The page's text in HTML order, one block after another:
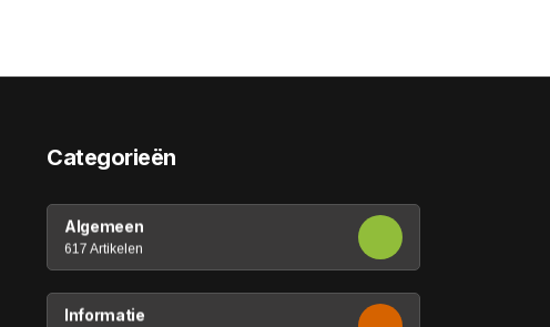
Categorieën
Algemeen
617 Artikelen
Informatie